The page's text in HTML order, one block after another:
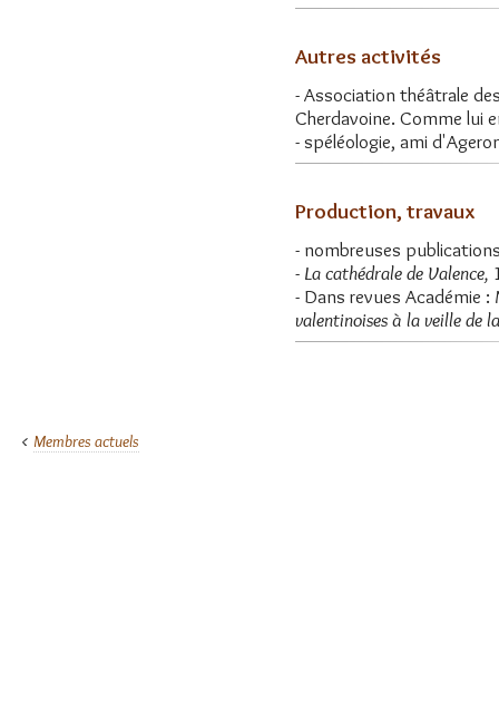
Autres activités
- Association théâtrale
Cherdavoine. Comme lui
- spéléologie, ami
Production, travaux
- nombreuses
- La cathédrale de Valence,
- Dans revues Académie :
valentinoises à la veille de
Membres actuels